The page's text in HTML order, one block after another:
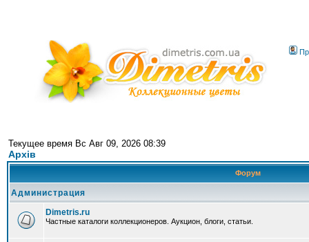
Текущее время Вс Авг 09, 2026 08:39
Архів
Форум
Администрация
Dimetris.ru
Частные каталоги коллекционеров. Аукцион, блоги, статьи.